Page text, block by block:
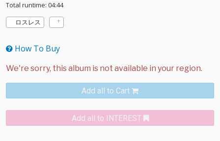
Total runtime: 04:44
ロスレス
How To Buy
Add all to Cart
Add all to INTEREST